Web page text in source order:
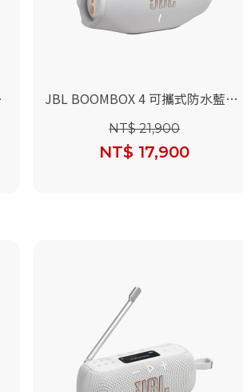
JBL BOOMBOX 4 可攜式防水藍牙
NT$ 21,900
NT$ 17,900